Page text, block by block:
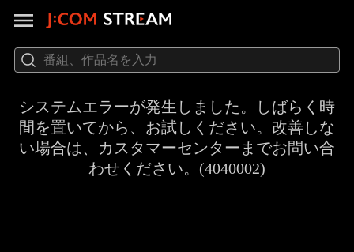
システムエラーが発生しました。しばらく時
間を置いてから、お試しください。改善しな
い場合は、カスタマーセンターまでお問い合
わせください。(4040002)